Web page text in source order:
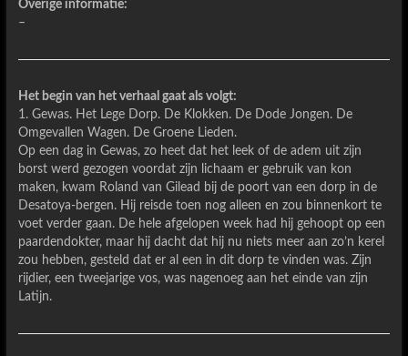
Overige informatie:
–
Het begin van het verhaal gaat als volgt:
1. Gewas. Het Lege Dorp. De Klokken. De Dode Jongen. De
Omgevallen Wagen. De Groene Lieden.
Op een dag in Gewas, zo heet dat het leek of de adem uit zijn
borst werd gezogen voordat zijn lichaam er gebruik van kon
maken, kwam Roland van Gilead bij de poort van een dorp in de
Desatoya-bergen. Hij reisde toen nog alleen en zou binnenkort te
voet verder gaan. De hele afgelopen week had hij gehoopt op een
paardendokter, maar hij dacht dat hij nu niets meer aan zo’n kerel
zou hebben, gesteld dat er al een in dit dorp te vinden was. Zijn
rijdier, een tweejarige vos, was nagenoeg aan het einde van zijn
Latijn.